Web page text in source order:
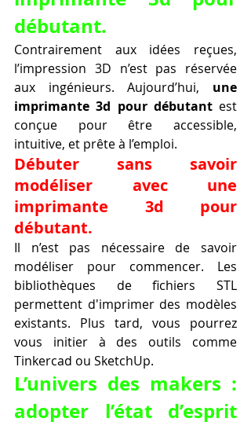
débutant.
Contrairement aux idées reçues,
l’impression 3D n’est pas réservée
aux ingénieurs. Aujourd’hui, une
imprimante 3d pour débutant est
conçue pour être accessible,
intuitive, et prête à l’emploi.
Débuter sans savoir
modéliser avec une
imprimante 3d pour
débutant.
Il n’est pas nécessaire de savoir
modéliser pour commencer. Les
bibliothèques de fichiers STL
permettent d'imprimer des modèles
existants. Plus tard, vous pourrez
vous initier à des outils comme
Tinkercad ou SketchUp.
L’univers des makers :
adopter l’état d’esprit